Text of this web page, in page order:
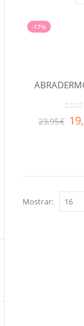
-17%
out
23,95€
Mostrar: